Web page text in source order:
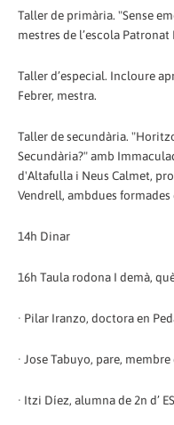
Taller de primària. "Sense
mestres de l’escola Patronat
Taller d’especial. Incloure
Febrer, mestra.
Taller de secundària.
Secundària?" amb
d'Altafulla i Neus Calmet,
Vendrell, ambdues formades
14h Dinar
16h Taula rodona I demà,
· Pilar Iranzo, doctora en
· Jose Tabuyo, pare,
· Itzi Díez, alumna de 2n d’